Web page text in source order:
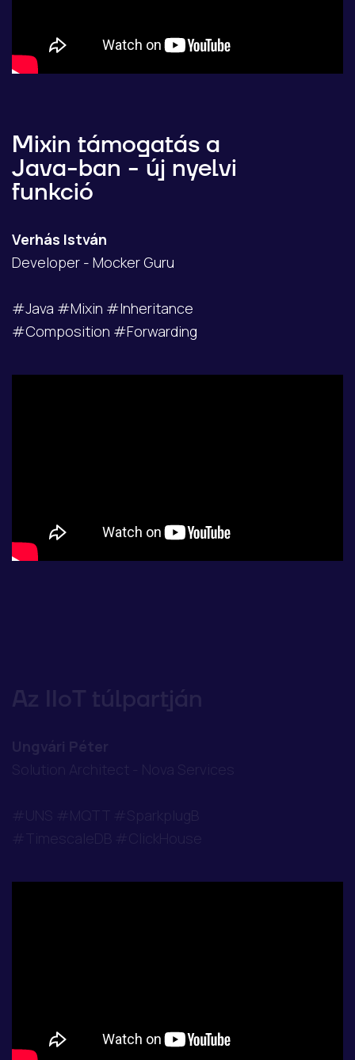
Mixin támogatás a
Java-ban - új nyelvi
funkció
Verhás István
Developer - Mocker Guru
#Java #Mixin #Inheritance
#Composition #Forwarding
Az IIoT túlpartján
Ungvári Péter
Solution Architect - Nova Services
#UNS #MQTT #SparkplugB
#TimescaleDB #ClickHouse